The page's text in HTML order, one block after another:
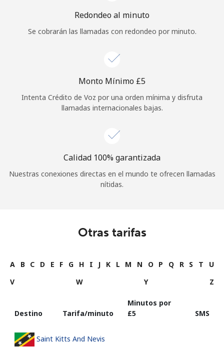
Iniciar Sesión
Continuar con
Redondeo al minuto
Se cobrarán las llamadas con redondeo por minuto.
Monto Mínimo ⁦£5⁩
Intenta Crédito de Voz por una orden mínima y disfruta
llamadas internacionales bajas.
Calidad 100% garantizada
Nuestras conexiones directas en el mundo te ofrecen llamadas
nítidas.
Otras tarifas
A B C D E F G H I J K L M N O P Q R S T
U
V
W Y Z
Destino Tarifa/minuto
Minutos por
⁦£5⁩
SMS
Saint Kitts And Nevis